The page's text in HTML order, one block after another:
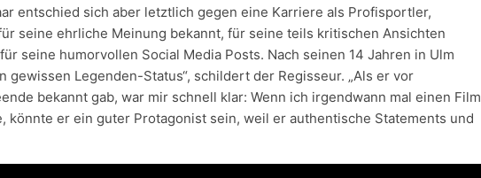
entschied sich aber letztlich gegen eine Karriere als Profisportler,
seine ehrliche Meinung bekannt, für seine teils kritischen Ansichten
seine humorvollen Social Media Posts. Nach seinen 14 Jahren in Ulm
gewissen Legenden-Status“, schildert der Regisseur. „Als er vor
bekannt gab, war mir schnell klar: Wenn ich irgendwann mal einen Film
könnte er ein guter Protagonist sein, weil er authentische Statements und